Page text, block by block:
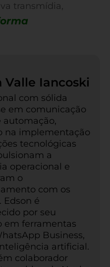
transmídia,
Valle Iancoski
com sólida
em comunicação
automação,
na implementação
tecnológicas
a
operacional e
o
com os
Edson é
por seu
em ferramentas
Business,
artificial.
colaborador